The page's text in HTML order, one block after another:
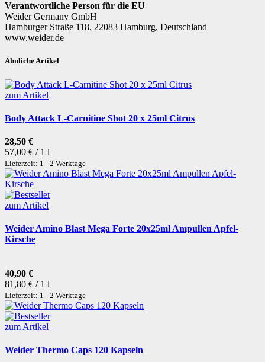
Verantwortliche Person für die EU
Weider Germany GmbH
Hamburger Straße 118, 22083 Hamburg, Deutschland
www.weider.de
Ähnliche Artikel
zum Artikel
Body Attack L-Carnitine Shot 20 x 25ml Citrus
28,50 €
57,00 € / 1 l
Lieferzeit: 1 - 2 Werktage
zum Artikel
Weider Amino Blast Mega Forte 20x25ml Ampullen Apfel-
Kirsche
40,90 €
81,80 € / 1 l
Lieferzeit: 1 - 2 Werktage
zum Artikel
Weider Thermo Caps 120 Kapseln